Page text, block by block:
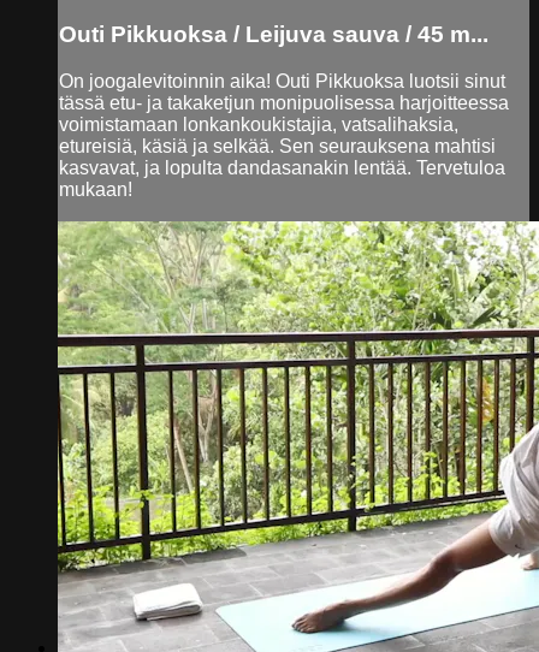
Outi Pikkuoksa / Leijuva sauva / 45 m...
On joogalevitoinnin aika! Outi Pikkuoksa luotsii sinut
tässä etu- ja takaketjun monipuolisessa harjoitteessa
voimistamaan lonkankoukistajia, vatsalihaksia,
etureisiä, käsiä ja selkää. Sen seurauksena mahtisi
kasvavat, ja lopulta dandasanakin lentää. Tervetuloa
mukaan!